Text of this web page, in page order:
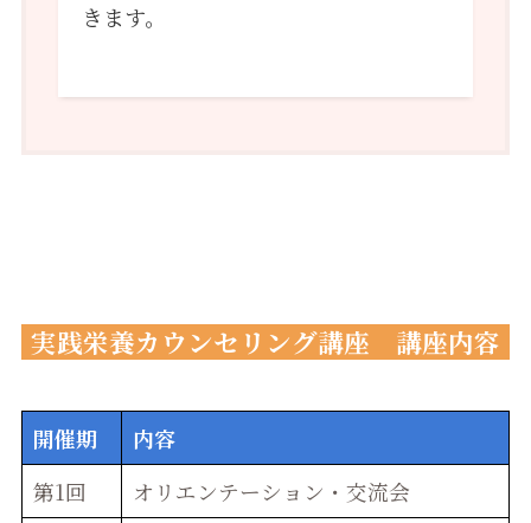
きます。
実践栄養カウンセリング講座 講座内容
開催期
内容
第1回
オリエンテーション・交流会